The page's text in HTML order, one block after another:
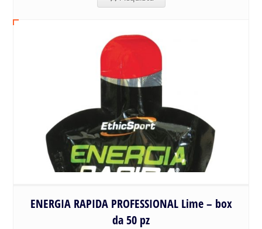
ENERGIA RAPIDA PROFESSIONAL Lime – box
da 50 pz